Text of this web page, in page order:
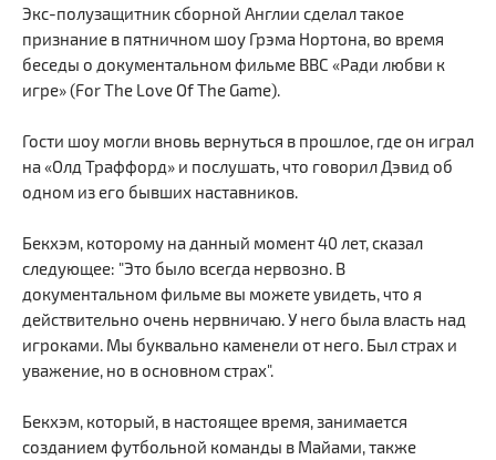
Экс-полузащитник сборной Англии сделал такое
признание в пятничном шоу Грэма Нортона, во время
беседы о документальном фильме BBC «Ради любви к
игре» (For The Love Of The Game).
Гости шоу могли вновь вернуться в прошлое, где он играл
на «Олд Траффорд» и послушать, что говорил Дэвид об
одном из его бывших наставников.
Бекхэм, которому на данный момент 40 лет, сказал
следующее: "Это было всегда нервозно. В
документальном фильме вы можете увидеть, что я
действительно очень нервничаю. У него была власть над
игроками. Мы буквально каменели от него. Был страх и
уважение, но в основном страх".
Бекхэм, который, в настоящее время, занимается
созданием футбольной команды в Майами, также